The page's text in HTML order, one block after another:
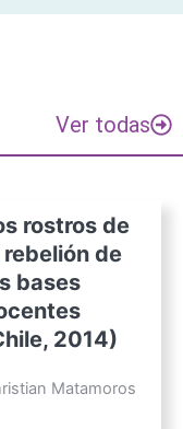
Ver todas
rostros de
rebelión de
bases
2014)
Matamoros